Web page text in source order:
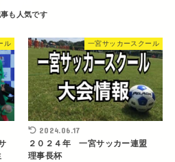
ル 一宮サッカースクール
2024.06.17
２０２４年 一宮サッカー連盟
理事長杯